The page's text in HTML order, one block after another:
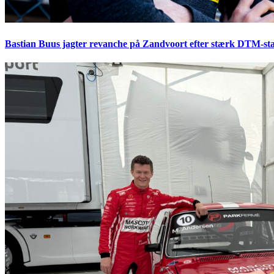
Bastian Buus jagter revanche på Zandvoort efter stærk DTM-